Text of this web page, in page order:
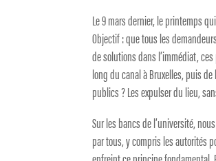
Le 9 mars dernier, le printemps
Objectif : que tous les
de solutions dans l’immédiat,
long du canal à Bruxelles, puis
publics ? Les expulser du lieu,
Sur les bancs de l’université,
par tous, y compris les autorités